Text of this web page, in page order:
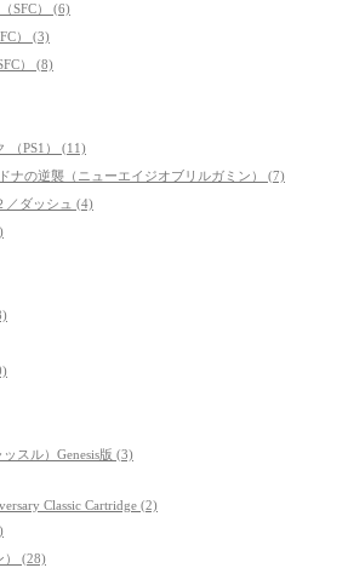
SFC） (6)
） (3)
） (8)
（PS1） (11)
ナの逆襲（ニューエイジオブリルガミン） (7)
／ダッシュ (4)
スル）Genesis版 (3)
Classic Cartridge (2)
） (28)